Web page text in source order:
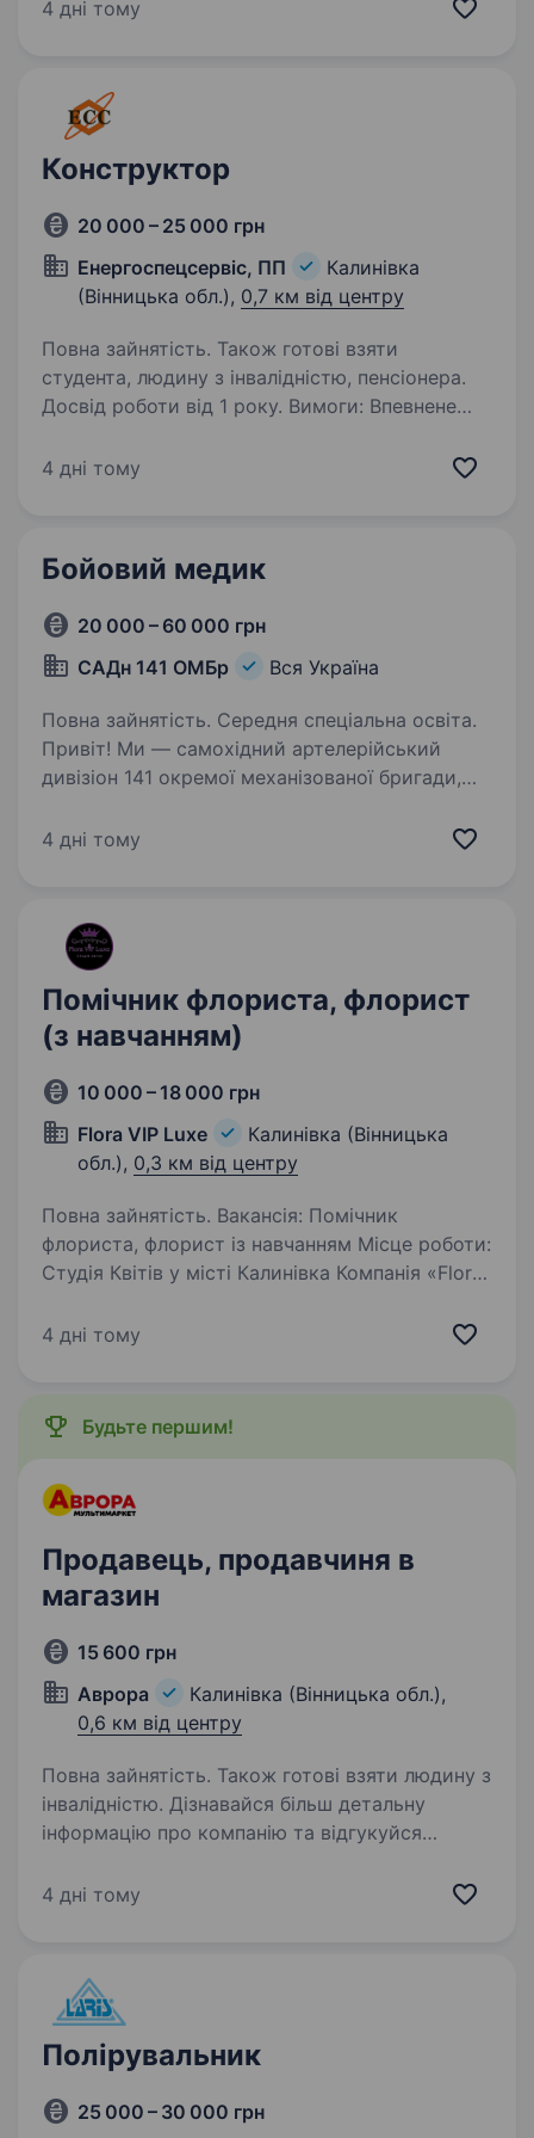
4 дні тому
Конструктор
20 000 – 25 000 грн
Енергоспецсервіс, ПП
Калинівка
(Вінницька обл.), 0,7 км від центру
Повна зайнятість. Також готові взяти
студента, людину з інвалідністю, пенсіонера.
Досвід роботи від 1 року. Вимоги: Впевнене
IEC та вимог до електротехнічного
4 дні тому
Бойовий медик
20 000 – 60 000 грн
САДн 141 ОМБр
Вся Україна
Повна зайнятість. Середня спеціальна освіта.
Привіт! Ми — самохідний артелерійський
дивізіон 141 окремої механізованої бригади,
бореться за мир і безпеку України. Наше
4 дні тому
Помічник флориста, флорист
(з навчанням)
10 000 – 18 000 грн
Flora VIP Luxe
Калинівка (Вінницька
обл.), 0,3 км від центру
Повна зайнятість. Вакансія: Помічник
флориста, флорист із навчанням Місце роботи:
Студія Квітів у місті Калинівка Компанія «Flora
та креативну людину на посаду помічника
4 дні тому
Будьте першим!
Продавець, продавчиня в
магазин
15 600 грн
Аврора
Калинівка (Вінницька обл.),
0,6 км від центру
Повна зайнятість. Також готові взяти людину з
інвалідністю. Дізнавайся більш детальну
інформацію про компанію та відгукуйся
https://t.me/Avrora_HC_bot Запрошуємо
4 дні тому
Полірувальник
25 000 – 30 000 грн